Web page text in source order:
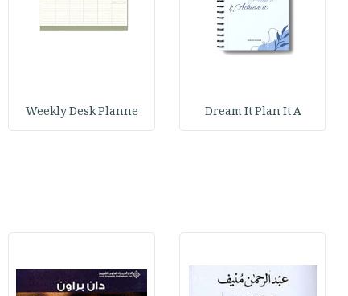
Dream It Plan It A
Weekly Desk Planne